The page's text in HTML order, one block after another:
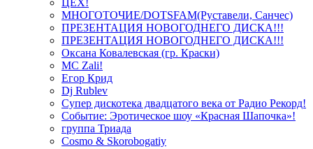
ЦЕХ!
МНОГОТОЧИЕ/DOTSFAM(Руставели, Санчес)
ПРЕЗЕНТАЦИЯ НОВОГОДНЕГО ДИСКА!!!
ПРЕЗЕНТАЦИЯ НОВОГОДНЕГО ДИСКА!!!
Оксана Ковалевская (гр. Краски)
MC Zali!
Егор Крид
Dj Rublev
Супер дискотека двадцатого века от Радио Рекорд!
Событие: Эротическое шоу «Красная Шапочка»!
группа Триада
Cosmo & Skorobogatiy